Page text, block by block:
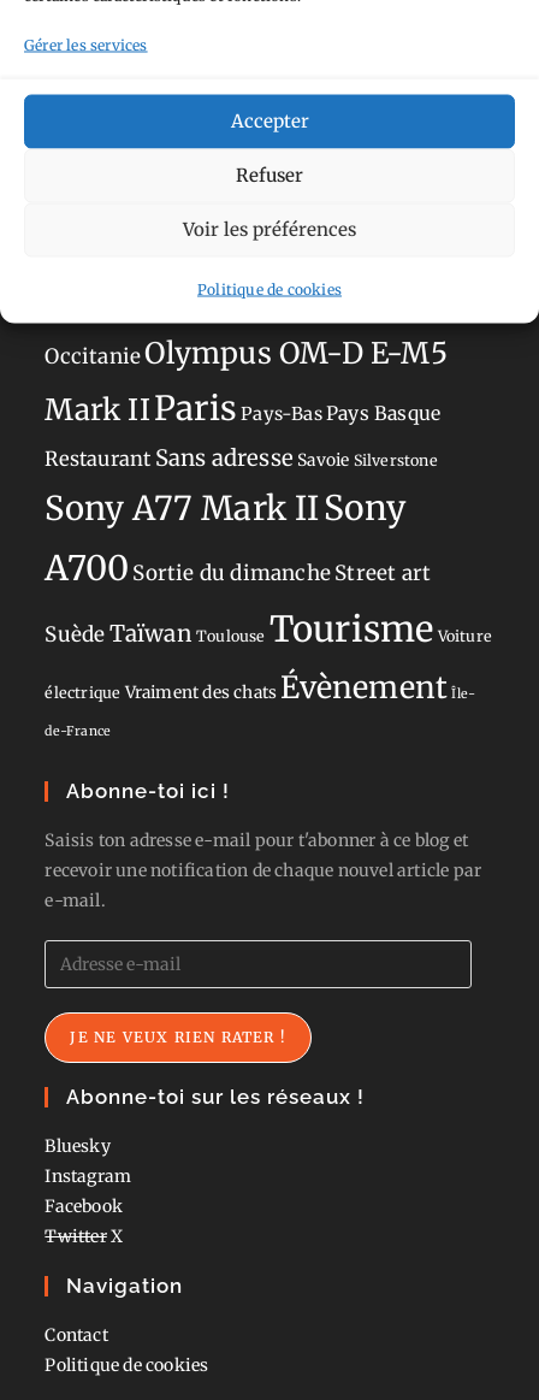
Gérer les services
Accepter
Refuser
Voir les préférences
Politique de cookies
Aimez-vous bordelAllemagne
Anti tourismeBarBelgique
Danemark
OccitanieOlympus OM-D E-M5
Mark IIParis Pays-BasPays Basque
Restaurant Sans adresse Savoie Silverstone
Sony A77 Mark IISony
A700 Sortie du dimancheStreet art
SuèdeTaïwan Toulouse Tourisme Voiture
électrique Vraiment des chats Évènement Île-
de-France
Abonne-toi ici !
Saisis ton adresse e-mail pour t'abonner à ce blog et
recevoir une notification de chaque nouvel article par
e-mail.
Adresse
e-
mail
JE NE VEUX RIEN RATER !
Abonne-toi sur les réseaux !
Bluesky
Instagram
Facebook
TwitterX
Navigation
Contact
Politique de cookies